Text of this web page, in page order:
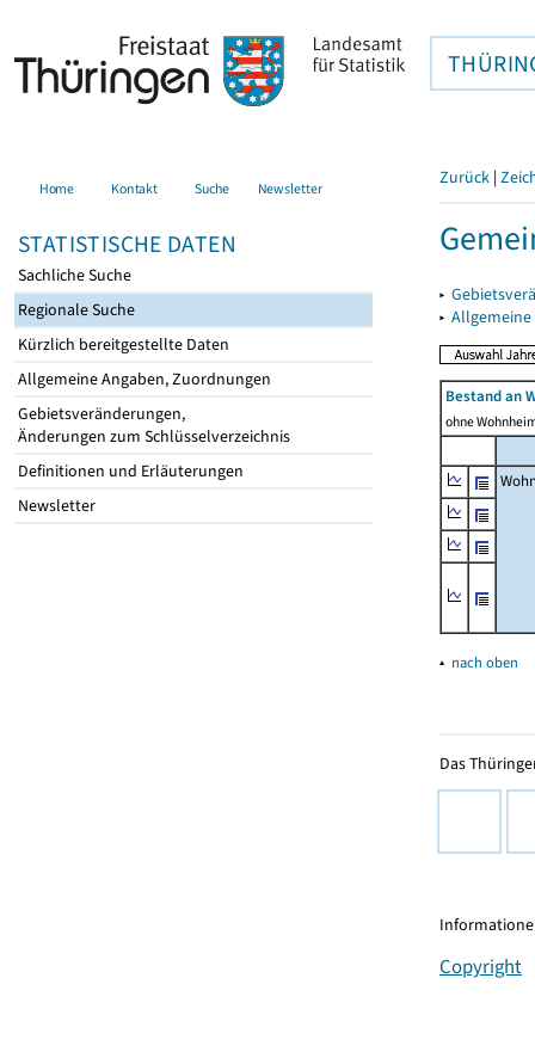
Home Kontakt Suche Newsletter
STATISTISCHE DATEN
Sachliche Suche
Regionale Suche
Kürzlich bereitgestellte Daten
Allgemeine Angaben, Zuordnungen
Gebietsveränderungen,
Änderungen zum Schlüsselverzeichnis
Definitionen und Erläuterungen
Newsletter
Zurück |
▸
▸
Bestand an
ohne
▴ nach oben
Das
Copyright